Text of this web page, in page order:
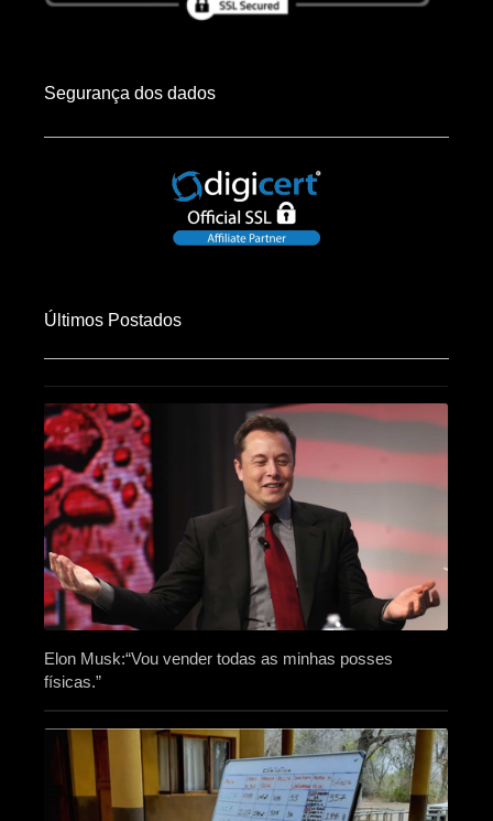
Segurança dos dados
Últimos Postados
Elon Musk:“Vou vender todas as minhas posses
físicas.”